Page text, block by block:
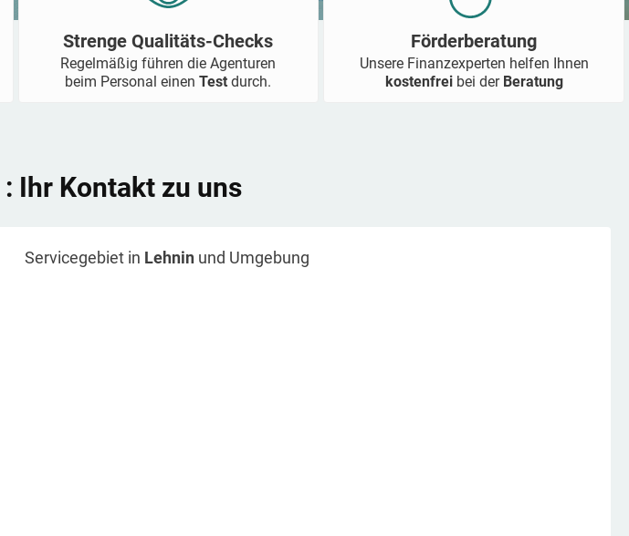
Strenge Qualitäts-Checks
Regelmäßig führen die Agenturen
beim Personal einenTestdurch.
Förderberatung
Unsere Finanzexperten helfen Ihnen
kostenfrei bei der Beratung
: Ihr Kontakt zu uns
Servicegebiet in Lehnin und Umgebung